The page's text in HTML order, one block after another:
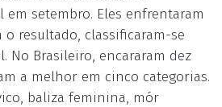
em setembro. Eles enfrentaram
o resultado, classificaram-se
No Brasileiro, encararam dez
a melhor em cinco categorias.
baliza feminina, mór